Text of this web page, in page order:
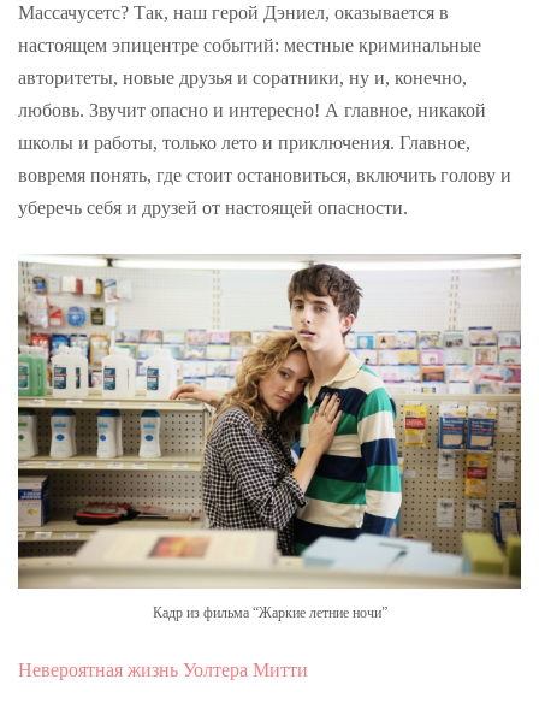
Массачусетс? Так, наш герой Дэниел, оказывается в
настоящем эпицентре событий: местные криминальные
авторитеты, новые друзья и соратники, ну и, конечно,
любовь. Звучит опасно и интересно! А главное, никакой
школы и работы, только лето и приключения. Главное,
вовремя понять, где стоит остановиться, включить голову и
уберечь себя и друзей от настоящей опасности.
Кадр из фильма “Жаркие летние ночи”
Невероятная жизнь Уолтера Митти